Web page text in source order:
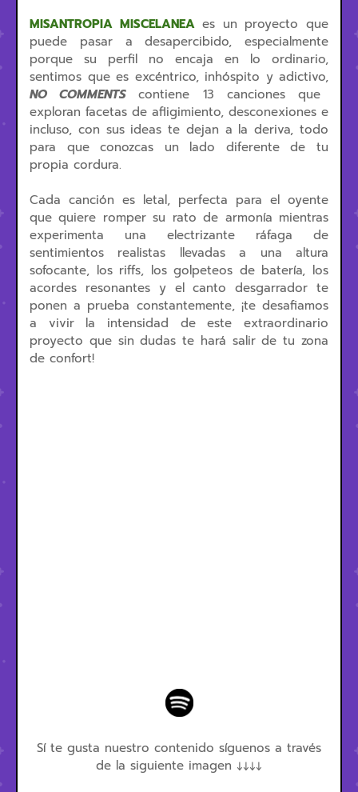
MISANTROPIA MISCELANEAes un proyecto que
puede pasar a desapercibido, especialmente
porque su perfil no encaja en lo ordinario,
sentimos que es excéntrico, inhóspito y adictivo,
NO COMMENTScontiene 13 canciones que
exploran facetas de afligimiento, desconexiones e
incluso, con sus ideas te dejan a la deriva, todo
para que conozcas un lado diferente de tu
propia cordura.
Cada canción es letal, perfecta para el oyente
que quiere romper su rato de armonía mientras
experimenta una electrizante ráfaga de
sentimientos realistas llevadas a una altura
sofocante, los riffs, los golpeteos de batería, los
acordes resonantes y el canto desgarrador te
ponen a prueba constantemente, ¡te desafiamos
a vivir la intensidad de este extraordinario
proyecto que sin dudas te hará salir de tu zona
de confort!
Sí te gusta nuestro contenido síguenos a través
de la siguiente imagen ↓↓↓↓